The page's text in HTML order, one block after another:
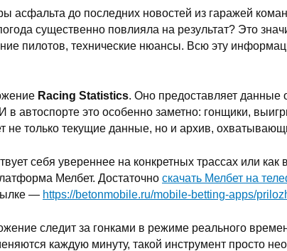
асфальта до последних новостей из гаражей
существенно повлияла на результат? Это
пилотов, технические нюансы. Всю эту
Racing Statistics. Оно предоставляет данные
в автоспорте это особенно заметно: гонщики,
не только текущие данные, но и архив,
себя увереннее на конкретных трассах или
Мелбет. Достаточно скачать Мелбет на
— https://betonmobile.ru/mobile-betting-apps/
следит за гонками в режиме реального
каждую минуту, такой инструмент просто